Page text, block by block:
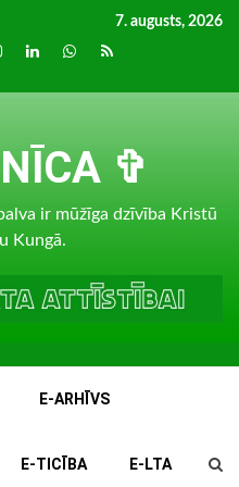
7. augusts, 2026
LinkedInwhatsapp
RSS
✞
ir mūžīga dzīvība Kristū
Kungā.
E-ARHĪVS
E-TICĪBA E-LTA